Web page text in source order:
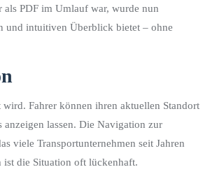
als PDF im Umlauf war, wurde nun
und intuitiven Überblick bietet – ohne
Fahrer können ihren aktuellen Standort
lassen. Die Navigation zur
viele Transportunternehmen seit Jahren
ist die Situation oft lückenhaft.